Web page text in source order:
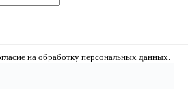
на обработку персональных данных.